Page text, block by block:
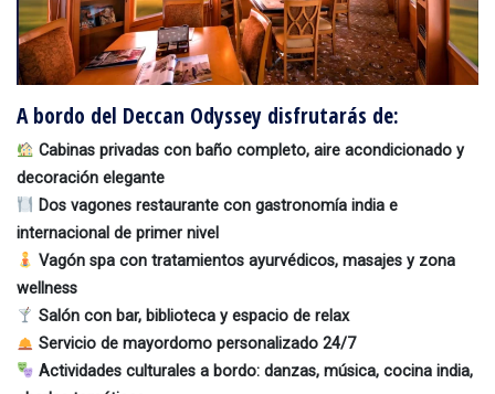
A bordo del Deccan Odyssey disfrutarás de:
Cabinas privadas con baño completo, aire acondicionado y
decoración elegante
Dos vagones restaurante con gastronomía india e
internacional de primer nivel
Vagón spa con tratamientos ayurvédicos, masajes y zona
wellness
Salón con bar, biblioteca y espacio de relax
Servicio de mayordomo personalizado 24/7
Actividades culturales a bordo: danzas, música, cocina india,